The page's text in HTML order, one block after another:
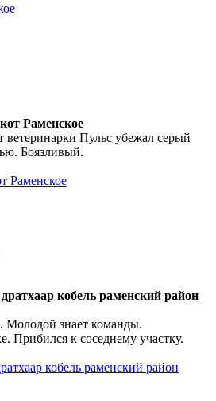
Раменское
ветеринарки Пульс убежал серый
Боязливый.
Раменское
кобель раменский район
Молодой знает команды.
Прибился к соседнему участку.
кобель раменский район